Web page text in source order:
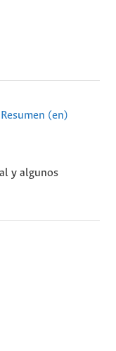
Resumen (en)
y algunos